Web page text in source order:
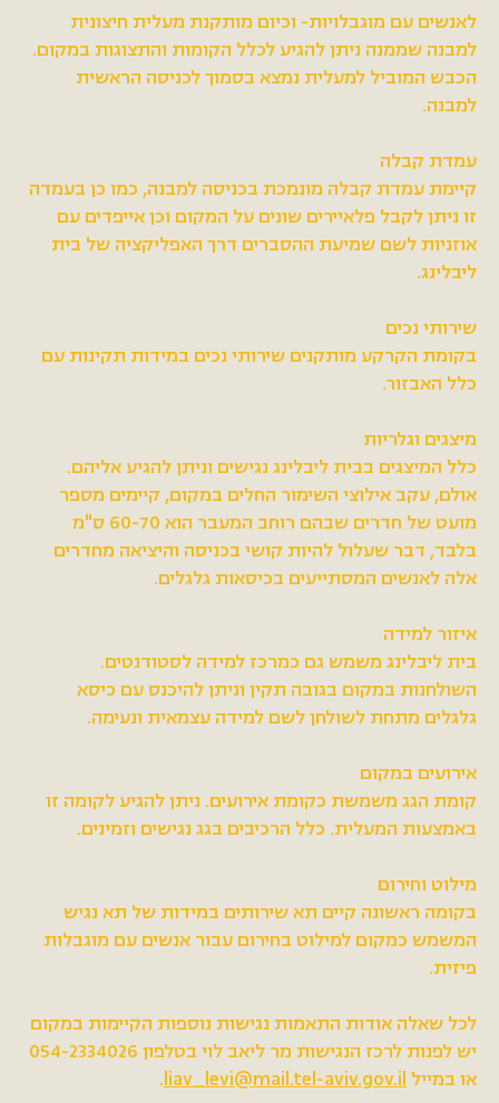
לאנשים עם מוגבלויות- וכיום מותקנת מעלית חיצונית
למבנה שממנה ניתן להגיע לכלל הקומות והתצוגות במקום.
הכבש המוביל למעלית נמצא בסמוך לכניסה הראשית
למבנה.
עמדת קבלה
קיימת עמדת קבלה מונמכת בכניסה למבנה, כמו כן בעמדה
זו ניתן לקבל פלאיירים שונים על המקום וכן אייפדים עם
אוזניות לשם שמיעת ההסברים דרך האפליקציה של בית
ליבלינג.
שירותי נכים
בקומת הקרקע מותקנים שירותי נכים במידות תקינות עם
כלל האבזור.
מיצגים וגלריות
כלל המיצגים בבית ליבלינג נגישים וניתן להגיע אליהם.
אולם, עקב אילוצי השימור החלים במקום, קיימים מספר
מועט של חדרים שבהם רוחב המעבר הוא 60-70 ס"מ
בלבד, דבר שעלול להיות קושי בכניסה והיציאה מחדרים
אלה לאנשים המסתייעים בכיסאות גלגלים.
איזור למידה
בית ליבלינג משמש גם כמרכז למידה לסטודנטים.
השולחנות במקום בגובה תקין וניתן להיכנס עם כיסא
גלגלים מתחת לשולחן לשם למידה עצמאית ונעימה.
אירועים במקום
קומת הגג משמשת כקומת אירועים. ניתן להגיע לקומה זו
באמצעות המעלית. כלל הרכיבים בגג נגישים וזמינים.
מילוט וחירום
בקומה ראשונה קיים תא שירותים במידות של תא נגיש
המשמש כמקום למילוט בחירום עבור אנשים עם מוגבלות
פיזית.
לכל שאלה אודות התאמות נגישות נוספות הקיימות במקום
יש לפנות לרכז הנגישות מר ליאב לוי בטלפון 054-2334026
או במייל liav_levi@mail.tel-aviv.gov.il
.